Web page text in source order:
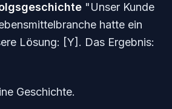
"Unser Kunde
hatte ein
Lösung: [Y]. Das Ergebnis:
Geschichte.